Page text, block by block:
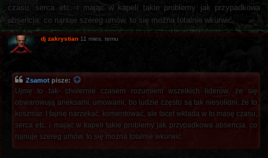
czasu, serca etc. i mając w kapeli takie problemy jak przypadkowa
absencja, co rujnuje szereg umów, to się można totalnie wkurwić.
dj zakrystian 11 mies. temu
Zsamot pisze:
Ujmę to tak- cholernie czasem rozumiem wszelkich liderów, że się
obwarowują aneksami, umowami, bo ludzie często są tak niesolidni, że to
koszmar. I fajnie narzekać, komentować, ale facet wkłada w to masę czasu,
serca etc. i mając w kapeli takie problemy jak przypadkowa absencja, co
rujnuje szereg umów, to się można totalnie wkurwić.